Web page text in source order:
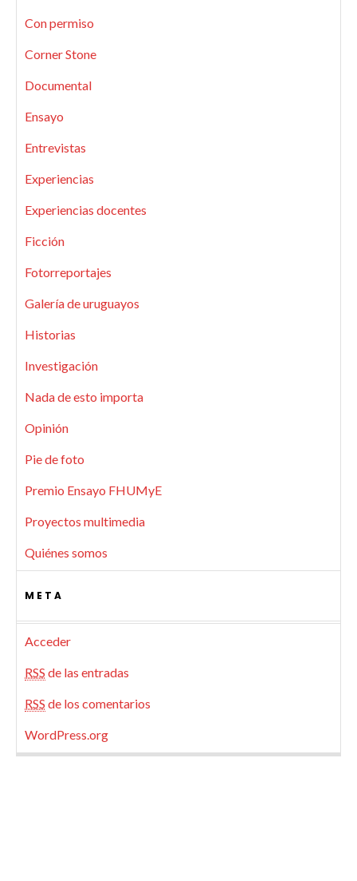
Con permiso
Corner Stone
Documental
Ensayo
Entrevistas
Experiencias
Experiencias docentes
Ficción
Fotorreportajes
Galería de uruguayos
Historias
Investigación
Nada de esto importa
Opinión
Pie de foto
Premio Ensayo FHUMyE
Proyectos multimedia
Quiénes somos
META
Acceder
RSS de las entradas
RSS de los comentarios
WordPress.org